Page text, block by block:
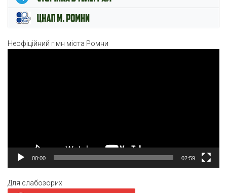
Неофіційний гімн міста Ромни
00:00 02:59
Для слабозорих